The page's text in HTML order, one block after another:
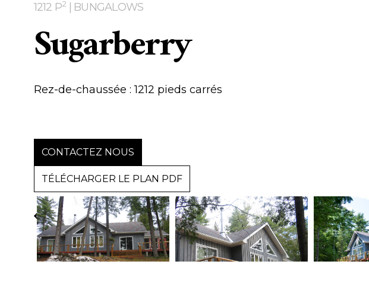
1212 P2| BUNGALOWS
Sugarberry
Rez-de-chaussée : 1212 pieds carrés
CONTACTEZ NOUS
TÉLÉCHARGER LE PLAN PDF